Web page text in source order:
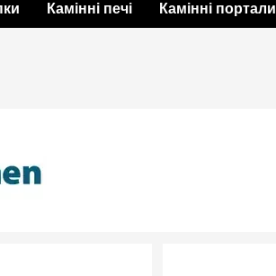
Камінні печі Камінні портали